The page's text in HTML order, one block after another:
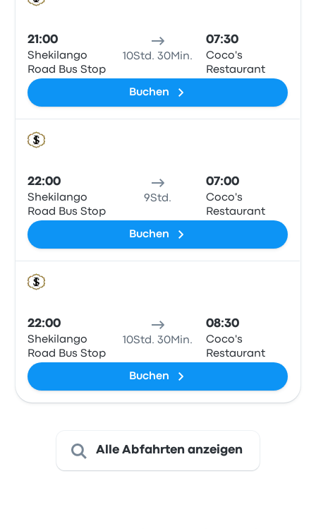
21:00
Shekilango
Road Bus Stop
10Std. 30Min.
07:30
Coco's
Restaurant
Buchen
22:00
Shekilango
Road Bus Stop
9Std.
07:00
Coco's
Restaurant
Buchen
22:00
Shekilango
Road Bus Stop
10Std. 30Min.
08:30
Coco's
Restaurant
Buchen
Alle Abfahrten anzeigen